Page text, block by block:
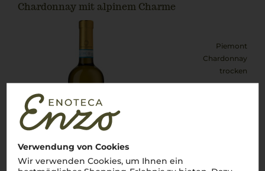
Verwendung von Cookies
Wir verwenden Cookies, um Ihnen ein
Chardonnay mit alpinem Charme
Piemont
Chardonnay
trocken